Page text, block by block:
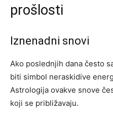
prošlosti
Iznenadni snovi
Ako poslednjih dana često
biti simbol neraskidive
Astrologija ovakve snove
koji se približavaju.